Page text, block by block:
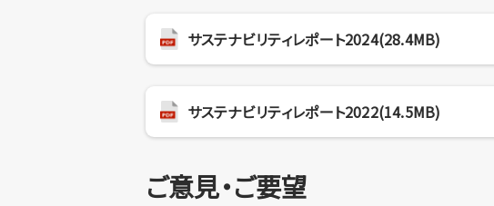
サステナビリティレポート2024(28.4MB)
サステナビリティレポート2022(14.5MB)
ご意見・ご要望